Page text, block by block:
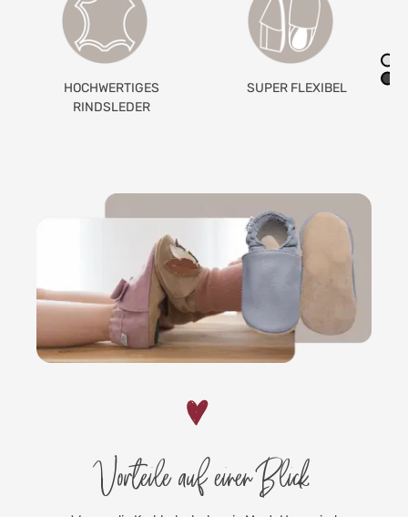
SUPER FLEXIBEL
GETEILTES
Vorteile auf einen Blick